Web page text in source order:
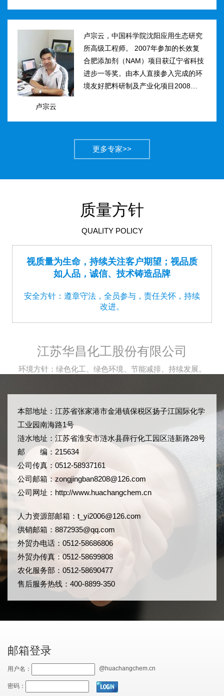
家“十二五&rdqu...
卢宗云
卢宗云，中国科学院沈阳应用生态研究
所高级工程师。 2007年参加的长效复
合肥添加剂（NAM）项目获辽宁省科技
进步一等奖。由本人直接参入完成的环
境友好肥料研制及产业化项目2008年获
市有突出贡献中青年专...
更多专家>>
质量方针
QUALITY POLICY
视质量为生命，持续关注客户期望；视品质
如人品，诚信、技术铸造品牌
安全方针：遵章守法，全员参与，责任关怀，持续
改进。
江苏华昌化工股份有限公司
环境方针：绿色化工、绿色环境、节能减排、持续发展。
本部地址：江苏省张家港市金港镇保税区扬子江国际化学
工业园南海路1号
涟水地址：江苏省淮安市涟水县薛行化工园区涟新路28号
邮 编：215634
公司传真：0512-58937161
公司邮箱： zongjingban8208@126.com
公司网址： http://www.huachangchem.cn
人力资源部邮箱： t_yi2006@126.com
供销邮箱：8872935@qq.com
外贸办电话：0512-58686806
外贸办传真：0512-58699808
农化服务部：0512-58690477
售后服务热线：400-8899-350
邮箱登录
用户名： @huachangchem.cn
密码：